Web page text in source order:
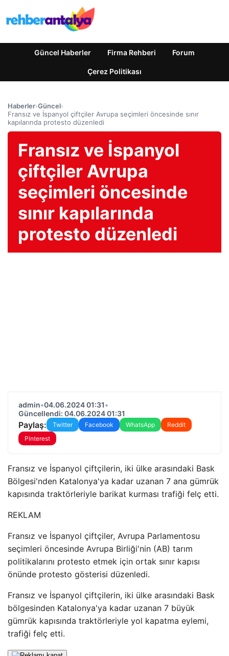
Güncel Haberler Firma Rehberi Forum
Çerez Politikası
Haberler›Güncel›
Fransız ve İspanyol çiftçiler Avrupa seçimleri öncesinde sınır
kapılarında protesto düzenledi
Fransız ve İspanyol
çiftçiler Avrupa
seçimleri öncesinde
sınır kapılarında
protesto düzenledi
admin•04.06.2024 01:31•
Güncellendi: 04.06.2024 01:31
Paylaş: Twitter Facebook WhatsApp
Reddit
Pinterest
Fransız ve İspanyol çiftçilerin, iki ülke arasındaki Bask
Bölgesi'nden Katalonya'ya kadar uzanan 7 ana gümrük
kapısında traktörleriyle barikat kurması trafiği felç etti.
REKLAM
Fransız ve İspanyol çiftçiler, Avrupa Parlamentosu
seçimleri öncesinde Avrupa Birliği'nin (AB) tarım
politikalarını protesto etmek için ortak sınır kapısı
önünde protesto gösterisi düzenledi.
Fransız ve İspanyol çiftçilerin, iki ülke arasındaki Bask
bölgesinden Katalonya'ya kadar uzanan 7 büyük
gümrük kapısında traktörleriyle yol kapatma eylemi,
trafiği felç etti.